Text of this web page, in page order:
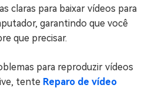
claras para baixar vídeos para
garantindo que você
que precisar.
para reproduzir vídeos
tente Reparo de vídeo